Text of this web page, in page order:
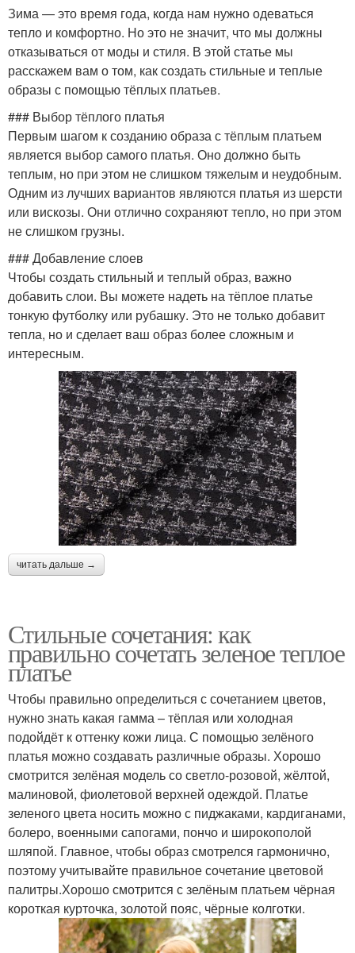
Зима — это время года, когда нам нужно одеваться
тепло и комфортно. Но это не значит, что мы должны
отказываться от моды и стиля. В этой статье мы
расскажем вам о том, как создать стильные и теплые
образы с помощью тёплых платьев.
### Выбор тёплого платья
Первым шагом к созданию образа с тёплым платьем
является выбор самого платья. Оно должно быть
теплым, но при этом не слишком тяжелым и неудобным.
Одним из лучших вариантов являются платья из шерсти
или вискозы. Они отлично сохраняют тепло, но при этом
не слишком грузны.
### Добавление слоев
Чтобы создать стильный и теплый образ, важно
добавить слои. Вы можете надеть на тёплое платье
тонкую футболку или рубашку. Это не только добавит
тепла, но и сделает ваш образ более сложным и
интересным.
читать дальше →
Стильные сочетания: как
правильно сочетать зеленое теплое
платье
Чтобы правильно определиться с сочетанием цветов,
нужно знать какая гамма – тёплая или холодная
подойдёт к оттенку кожи лица. С помощью зелёного
платья можно создавать различные образы. Хорошо
смотрится зелёная модель со светло-розовой, жёлтой,
малиновой, фиолетовой верхней одеждой. Платье
зеленого цвета носить можно с пиджаками, кардиганами,
болеро, военными сапогами, пончо и широкополой
шляпой. Главное, чтобы образ смотрелся гармонично,
поэтому учитывайте правильное сочетание цветовой
палитры.Хорошо смотрится с зелёным платьем чёрная
короткая курточка, золотой пояс, чёрные колготки.